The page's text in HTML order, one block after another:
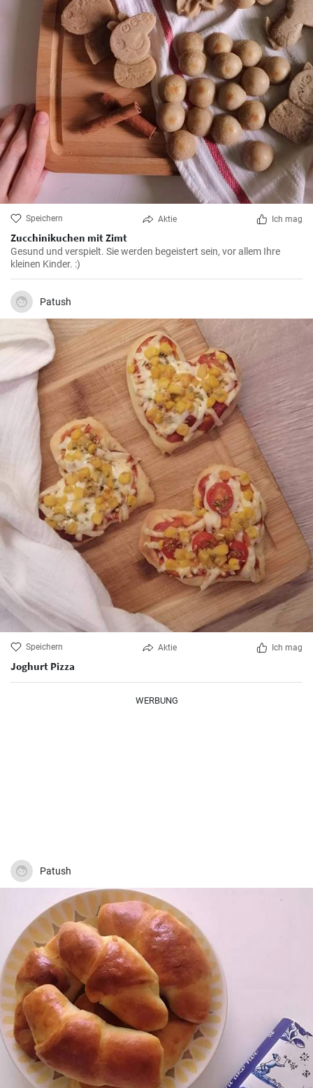
Speichern Aktie Ich mag
Zucchinikuchen mit Zimt
Gesund und verspielt. Sie werden begeistert sein, vor allem Ihre
kleinen Kinder. :)
Patush
Speichern Aktie Ich mag
Joghurt Pizza
WERBUNG
Patush